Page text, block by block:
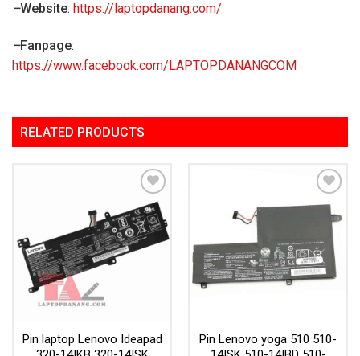
–Website: https://laptopdanang.com/
–Fanpage:
https://www.facebook.com/LAPTOPDANANGCOM
RELATED PRODUCTS
Add to
Wishlist
Pin laptop Lenovo Ideapad
Add to
Wishlist
Pin Lenovo yoga 510 510-